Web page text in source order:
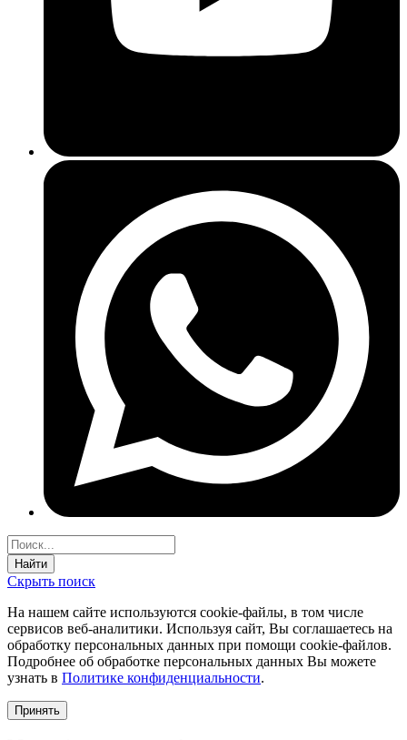
Найти
Скрыть поиск
На нашем сайте используются соokie-файлы, в том числе
сервисов веб-аналитики. Используя сайт, Вы соглашаетесь на
обработку персональных данных при помощи cookie-файлов.
Подробнее об обработке персональных данных Вы можете
узнать в Политике конфиденциальности.
Принять